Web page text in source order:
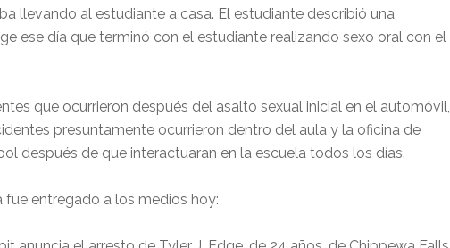
llevando al estudiante a casa. El estudiante describió una
ese día que terminó con el estudiante realizando sexo oral con el
que ocurrieron después del asalto sexual inicial en el automóvil,
presuntamente ocurrieron dentro del aula y la oficina de
después de que interactuaran en la escuela todos los días.
fue entregado a los medios hoy: